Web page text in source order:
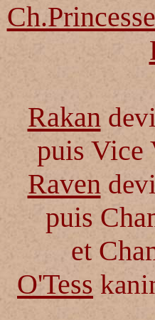
Ch.Princesse
Rakan
puis Vice
Raven
puis
et
O'Tess